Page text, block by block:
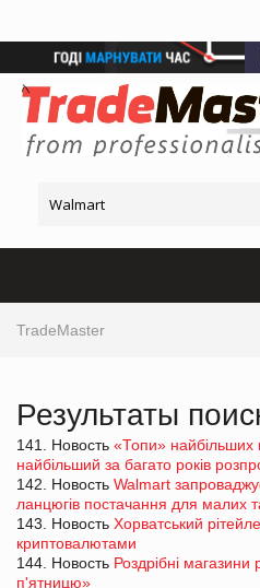
TradeMaster
Результаты
141. Новость «Топи» найбільших
найбільший за багато років
142. Новость Walmart
ланцюгів постачання для малих
143. Новость Хорватський
криптовалютами
144. Новость Роздрібні магазини
п'ятницю»